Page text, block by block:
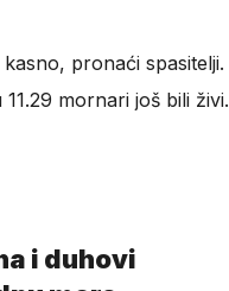
pronaći spasitelji.
mornari još bili živi.
i duhovi